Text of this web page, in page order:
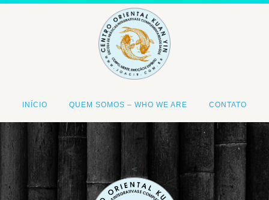
INÍCIO QUEM SOMOS – WHO WE ARE CONTATO
<